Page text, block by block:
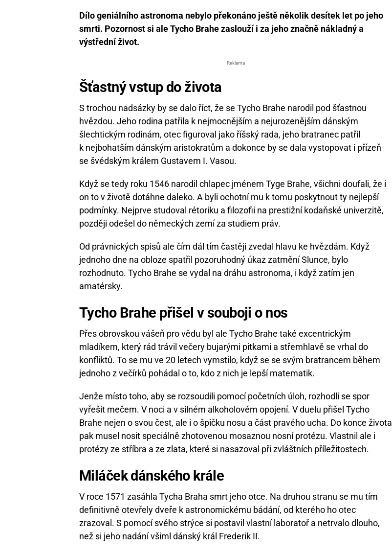
Dílo geniálního astronoma nebylo překonáno ještě několik desítek let po jeho
smrti. Pozornost si ale Tycho Brahe zaslouží i za jeho značně nákladný a
výstřední život.
Reklama
Šťastný vstup do života
S trochou nadsázky by se dalo říct, že se Tycho Brahe narodil pod šťastnou
hvězdou. Jeho rodina patřila k nejmocnějším a nejurozenějším dánským
šlechtickým rodinám, otec figuroval jako říšský rada, jeho bratranec patřil
k nejbohatším dánským aristokratům a dokonce by se dala vystopovat i přízeň
se švédským králem Gustavem I. Vasou.
Když se tedy roku 1546 narodil chlapec jménem Tyge Brahe, všichni doufali, že i
on to v životě dotáhne daleko. A byli ochotní mu k tomu poskytnout ty nejlepší
podmínky. Nejprve studoval rétoriku a filozofii na prestižní kodaňské univerzitě,
později odešel do německých zemí za studiem práv.
Od právnických spisů ale čím dál tím častěji zvedal hlavu ke hvězdám. Když
jednoho dne na obloze spatřil pozoruhodný úkaz zatmění Slunce, bylo
rozhodnuto. Tycho Brahe se vydal na dráhu astronoma, i když zatím jen
amatérsky.
Tycho Brahe přišel v souboji o nos
Přes obrovskou vášeň pro vědu byl ale Tycho Brahe také excentrickým
mladíkem, který rád trávil večery bujarými pitkami a střemhlavě se vrhal do
konfliktů. To se mu ve 20 letech vymstilo, když se se svým bratrancem během
jednoho z večírků pohádal o to, kdo z nich je lepší matematik.
Jenže místo toho, aby se rozsoudili pomocí početních úloh, rozhodli se spor
vyřešit mečem. V noci a v silném alkoholovém opojení. V duelu přišel Tycho
Brahe nejen o svou čest, ale i o špičku nosu a část pravého ucha. Do konce života
pak musel nosit speciálně zhotovenou mosaznou nosní protézu. Vlastnil ale i
protézy ze stříbra a ze zlata, které si nasazoval při zvláštních příležitostech.
Miláček dánského krále
V roce 1571 zasáhla Tycha Braha smrt jeho otce. Na druhou stranu se mu tím
definitivně otevřely dveře k astronomickému bádání, od kterého ho otec
zrazoval. S pomocí svého strýce si postavil vlastní laboratoř a netrvalo dlouho,
než si jeho nadání všiml dánský král Frederik II.